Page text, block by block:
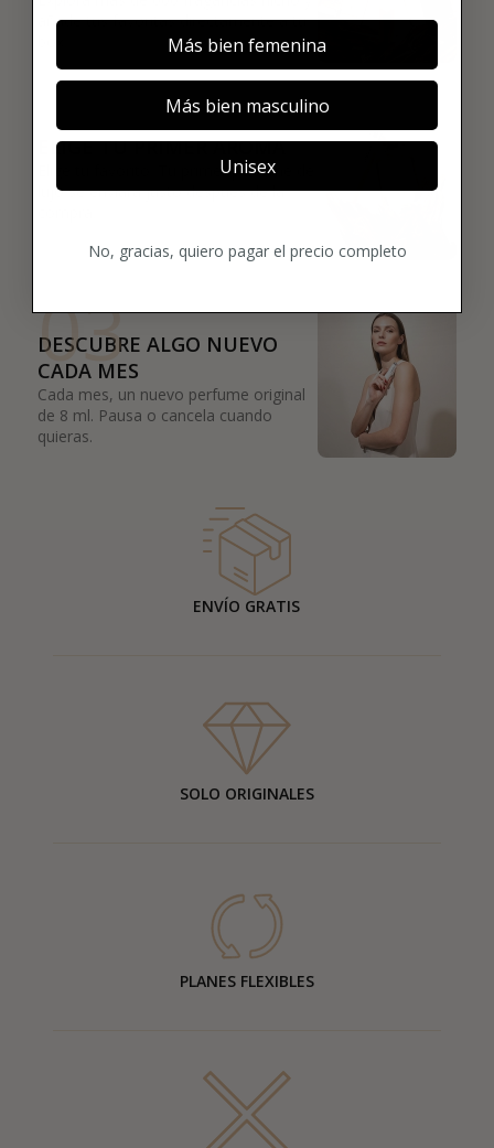
añade tus favoritas directamente a tu
02
ELIGE TU PRIMER AROMA
Elige tu favorito. Tu primer perfume de
lujo se enviará justo después de la
03
DESCUBRE ALGO NUEVO
CADA MES
Cada mes, un nuevo perfume original
de 8 ml. Pausa o cancela cuando
quieras.
ENVÍO GRATIS
SOLO ORIGINALES
PLANES FLEXIBLES
Más bien femenina
Más bien masculino
Unisex
No, gracias, quiero pagar el precio completo